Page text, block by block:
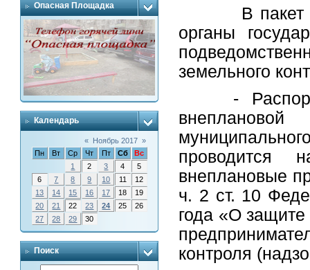
Опасная Площадка
Календарь
« Ноябрь 2017 »
Пн
Вт Ср Чт Пт Сб
Вс
1
2 3 4
5
6
7 8 9 10 11
12
13
14 15 16 17 18
19
20
21 22 23 24 25
26
27
28 29 30
Поиск
В пакет
органы
земельного
-
проводится
внеплановые
ч. 2 ст. 10
года «О
контроля